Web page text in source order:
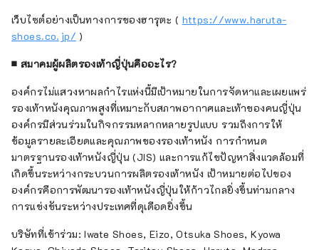
เว็บไซต์อย่างเป็นทางการของฮารุตะ ( https://www.haruta-
shoes.co.jp/ )
■ สมาคมผู้ผลิตรองเท้าญี่ปุ่นคืออะไร?
องค์กรไม่แสวงหาผลกำไรแห่งนี้มีเป้าหมายในการจัดหาและเผยแพร่
รองเท้าหนังคุณภาพสูงที่เหมาะกับสภาพอากาศและเท้าของคนญี่ปุ่น
องค์กรมีส่วนร่วมในกิจกรรมหลากหลายรูปแบบ รวมถึงการให้
ข้อมูลรายละเอียดและคุณภาพของรองเท้าหนัง การกำหนด
มาตรฐานรองเท้าหนังญี่ปุ่น (JIS) และการแก้ไขปัญหาสิ่งแวดล้อมที่
เกิดขึ้นระหว่างกระบวนการผลิตรองเท้าหนัง เป้าหมายต่อไปของ
องค์กรคือการพัฒนารองเท้าหนังญี่ปุ่นให้ก้าวไกลยิ่งขึ้นท่ามกลาง
การแข่งขันระหว่างประเทศที่ดุเดือดยิ่งขึ้น
บริษัทที่เข้าร่วม: Iwate Shoes, Eizo, Otsuka Shoes, Kyowa